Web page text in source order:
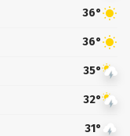
36°
36°
35°
32°
31°